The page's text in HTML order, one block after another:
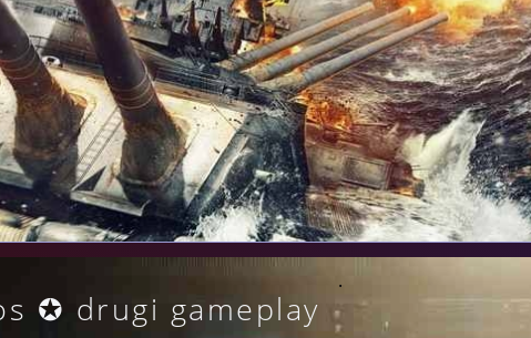
.
✪ drugi gameplay